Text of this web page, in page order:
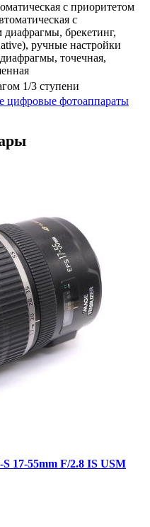
с приоритетом
с
диафрагмы, брекетинг,
ручные настройки
точечная,
1/3 ступени
цифровые фотоаппараты
17-55mm F/2.8 IS USM